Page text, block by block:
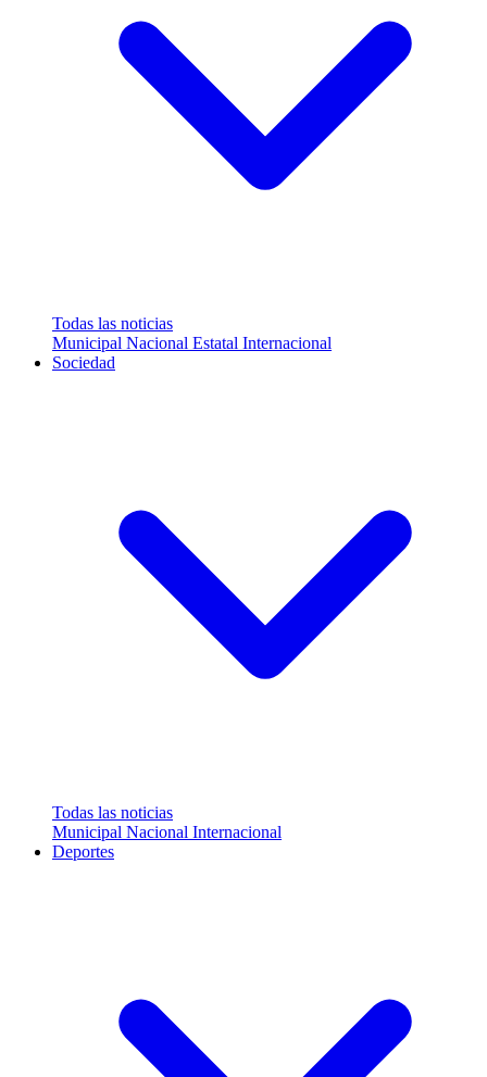
Todas las noticias
Municipal Nacional Estatal Internacional
Sociedad
Todas las noticias
Municipal Nacional Internacional
Deportes